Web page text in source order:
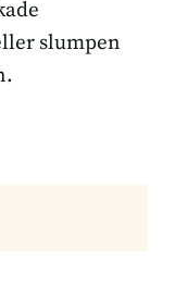
slumpen